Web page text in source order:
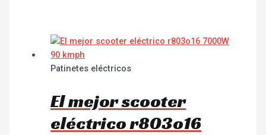
Patinetes eléctricos
El mejor scooter
eléctrico r803o16